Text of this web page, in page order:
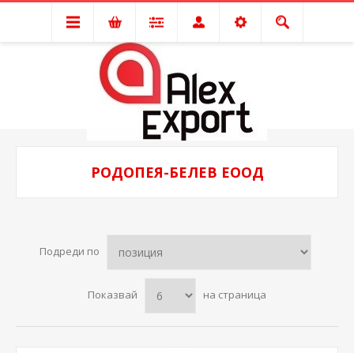
РОДОПЕЯ-БЕЛЕВ ЕООД
Подреди по
Показвай на страница